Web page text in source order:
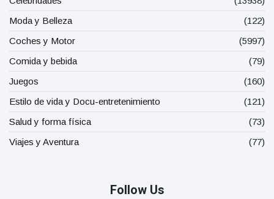
Moda y Belleza
(122)
Coches y Motor
(5997)
Comida y bebida
(79)
Juegos
(160)
Estilo de vida y Docu-entretenimiento
(121)
Salud y forma física
(73)
Viajes y Aventura
(77)
Follow Us